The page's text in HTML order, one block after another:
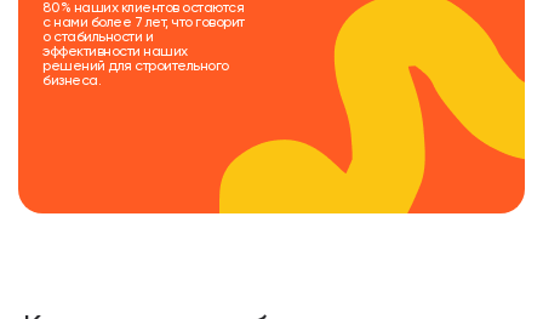
80 % наших клиентов остаются
с нами более 7 лет, что говорит
о стабильности и
эффективности наших
решений для строительного
бизнеса.